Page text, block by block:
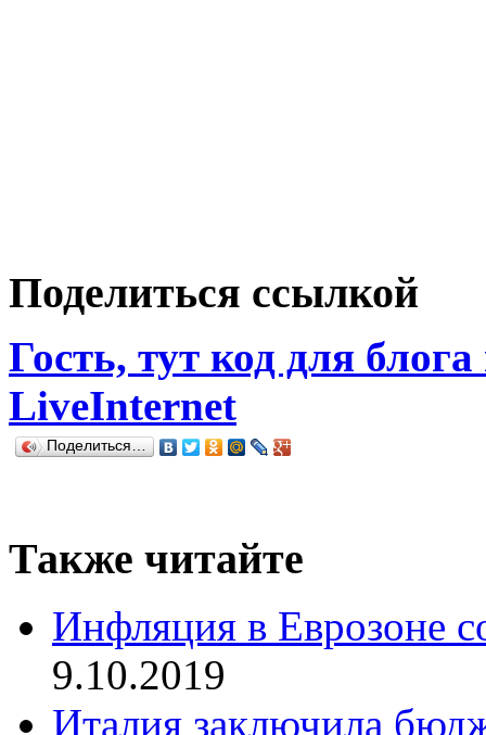
Поделиться ссылкой
Гость, тут код для
LiveInternet
Поделиться…
Также читайте
Инфляция в Еврозоне
9.10.2019
Италия заключила